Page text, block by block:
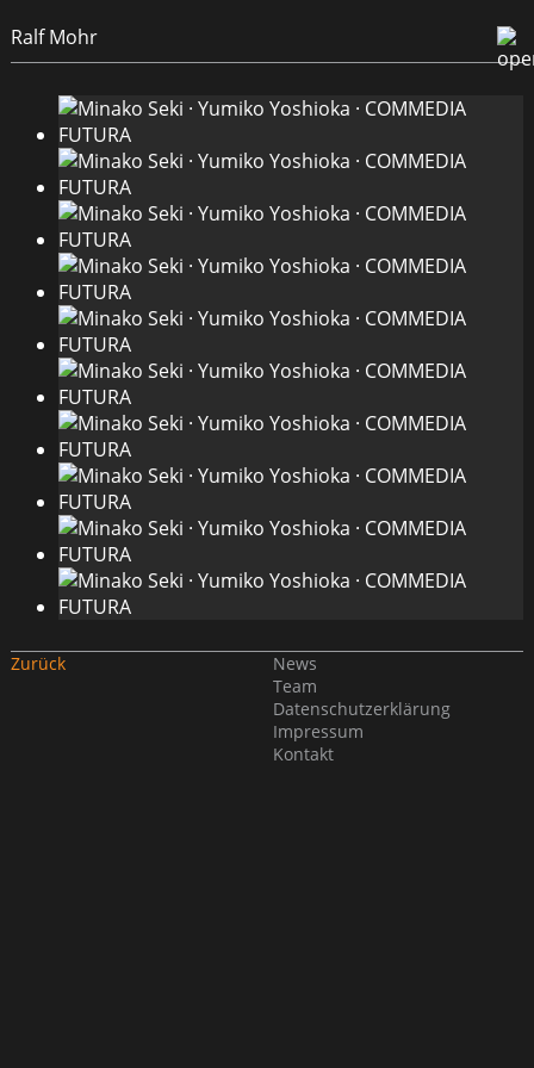
Ralf Mohr
Zurück
News
Team
Datenschutzerklärung
Impressum
Kontakt